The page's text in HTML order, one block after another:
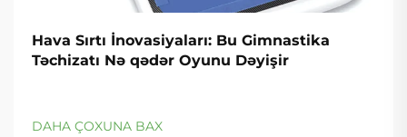
Hava Sırtı İnovasiyaları: Bu Gimnastika
Təchizatı Nə qədər Oyunu Dəyişir
DAHA ÇOXUNA BAX